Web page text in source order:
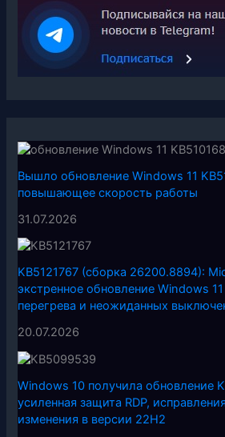
Вышло обновление Windows 11
повышающее скорость работы
31.07.2026
KB5121767 (сборка 26200.8894):
экстренное обновление Windows
перегрева и неожиданных
20.07.2026
Windows 10 получила обновление
усиленная защита RDP,
изменения в версии 22H2